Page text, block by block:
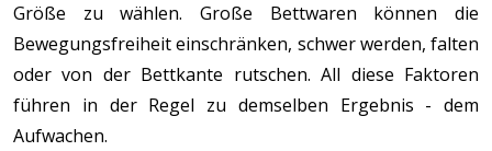
Größe zu wählen. Große Bettwaren können die
Bewegungsfreiheit einschränken, schwer werden, falten
oder von der Bettkante rutschen. All diese Faktoren
führen in der Regel zu demselben Ergebnis - dem
Aufwachen.